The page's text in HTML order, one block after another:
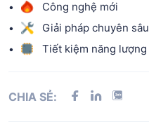
Công nghệ mới
Giải pháp chuyên sâu
Tiết kiệm năng lượng
CHIA SẺ: